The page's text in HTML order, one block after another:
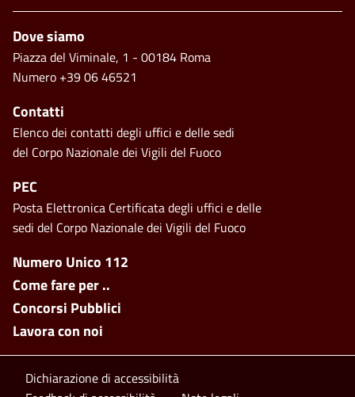
Footer side menu
Numero Unico 112
Come fare per ..
Concorsi Pubblici
Lavora con noi
Piè di pagina
Dove siamo
Piazza del Viminale, 1 - 00184 Roma
Numero +39 06 46521
Contatti
Elenco dei contatti degli uffici e delle sedi
del Corpo Nazionale dei Vigili del Fuoco
PEC
Posta Elettronica Certificata degli uffici e delle
sedi del Corpo Nazionale dei Vigili del Fuoco
Footer bottom
Dichiarazione di accessibilità